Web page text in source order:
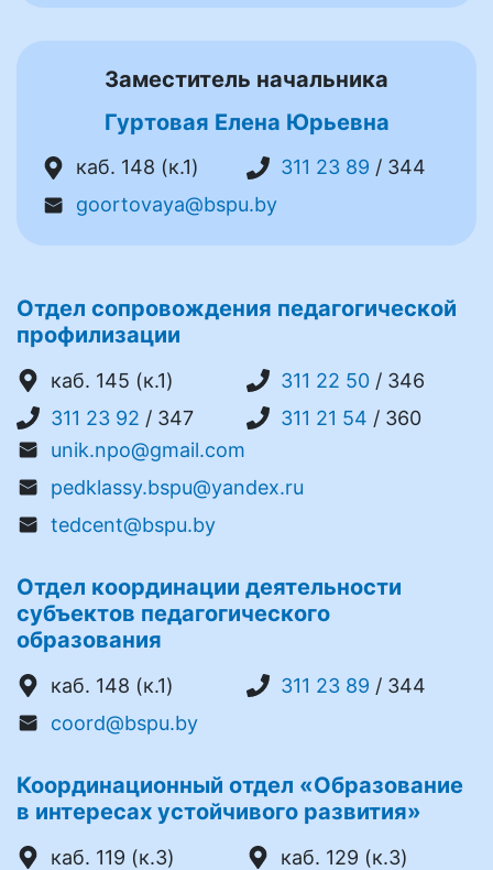
Заместитель начальника
Гуртовая Елена Юрьевна
каб. 148 (к.1) 311 23 89 / 344
goortovaya@bspu.by
Отдел сопровождения педагогической
профилизации
каб. 145 (к.1) 311 22 50 / 346
311 23 92 / 347 311 21 54 / 360
unik.npo@gmail.com
pedklassy.bspu@yandex.ru
tedcent@bspu.by
Отдел координации деятельности
субъектов педагогического
образования
каб. 148 (к.1) 311 23 89 / 344
coord@bspu.by
Координационный отдел «Образование
в интересах устойчивого развития»
каб. 119 (к.3)
каб. 129 (к.3)